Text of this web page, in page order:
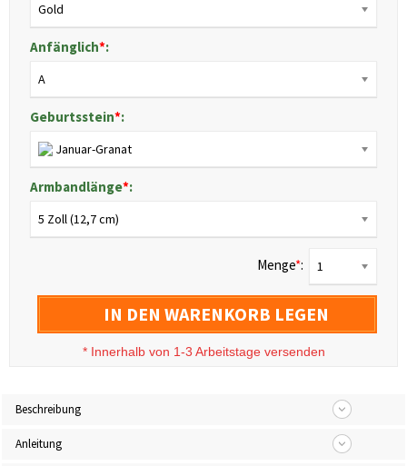
Gold
Anfänglich*:
A
Geburtsstein*:
Januar-Granat
Armbandlänge*:
5 Zoll (12,7 cm)
Menge*: 1
IN DEN WARENKORB LEGEN
* Innerhalb von 1-3 Arbeitstage versenden
Beschreibung
Anleitung